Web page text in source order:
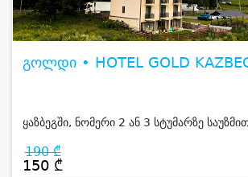
გოლდი • HOTEL GOLD
ყაზბეგში, ნომერი 2 ან 3 სტუმარზე
190 ₾
150 ₾